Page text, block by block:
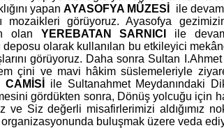
yapanAYASOFYA MÜZESİ
ile
görüyoruz. Ayasofya
olan YEREBATAN SARNICI
ile
deposu olarak kullanılan bu etkileyici
görüyoruz. Daha sonra Sultan I.Ahmet
çini ve mavi hâkim süslemeleriyle
ile Sultanahmet Meydanındaki
gördükten sonra, Dönüş yolcuğu için
ve Siz değerli misafirlerimizi aldığımız
organizasyonunda buluşmak üzere veda